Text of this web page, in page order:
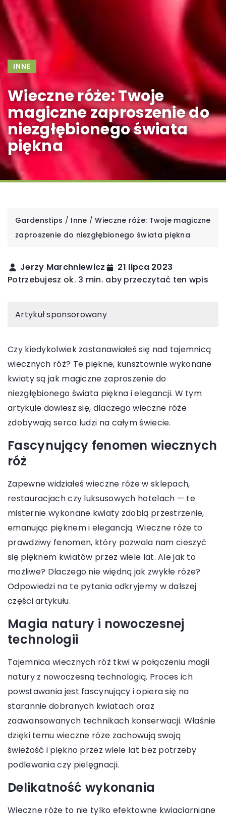
INNE
Wieczne róże: Twoje
magiczne zaproszenie do
niezgłębionego świata
piękna
Gardenstips / Inne /Wieczne róże: Twoje magiczne
zaproszenie do niezgłębionego świata piękna
Jerzy Marchniewicz
21 lipca 2023
Potrzebujesz ok. 3 min. aby przeczytać ten wpis
Artykuł sponsorowany
Czy kiedykolwiek zastanawiałeś się nad tajemnicą
wiecznych róż? Te piękne, kunsztownie wykonane
kwiaty są jak magiczne zaproszenie do
niezgłębionego świata piękna i elegancji. W tym
artykule dowiesz się, dlaczego wieczne róże
zdobywają serca ludzi na całym świecie.
Fascynujący fenomen wiecznych
róż
Zapewne widziałeś wieczne róże w sklepach,
restauracjach czy luksusowych hotelach — te
misternie wykonane kwiaty zdobią przestrzenie,
emanując pięknem i elegancją. Wieczne róże to
prawdziwy fenomen, który pozwala nam cieszyć
się pięknem kwiatów przez wiele lat. Ale jak to
możliwe? Dlaczego nie więdną jak zwykłe róże?
Odpowiedzi na te pytania odkryjemy w dalszej
części artykułu.
Magia natury i nowoczesnej
technologii
Tajemnica wiecznych róż tkwi w połączeniu magii
natury z nowoczesną technologią. Proces ich
powstawania jest fascynujący i opiera się na
starannie dobranych kwiatach oraz
zaawansowanych technikach konserwacji. Właśnie
dzięki temu wieczne róże zachowują swoją
świeżość i piękno przez wiele lat bez potrzeby
podlewania czy pielęgnacji.
Delikatność wykonania
Wieczne róże to nie tylko efektowne kwiaciarniane